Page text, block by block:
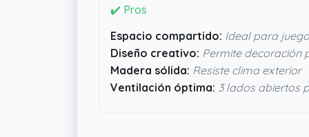
✔️ Pros
Espacio compartido: Ideal para
Diseño creativo: Permite decoración
Madera sólida: Resiste clima exterior
Ventilación óptima: 3 lados abiertos